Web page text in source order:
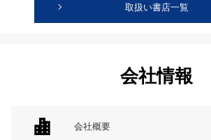
取扱い書店一覧
会社情報
会社概要